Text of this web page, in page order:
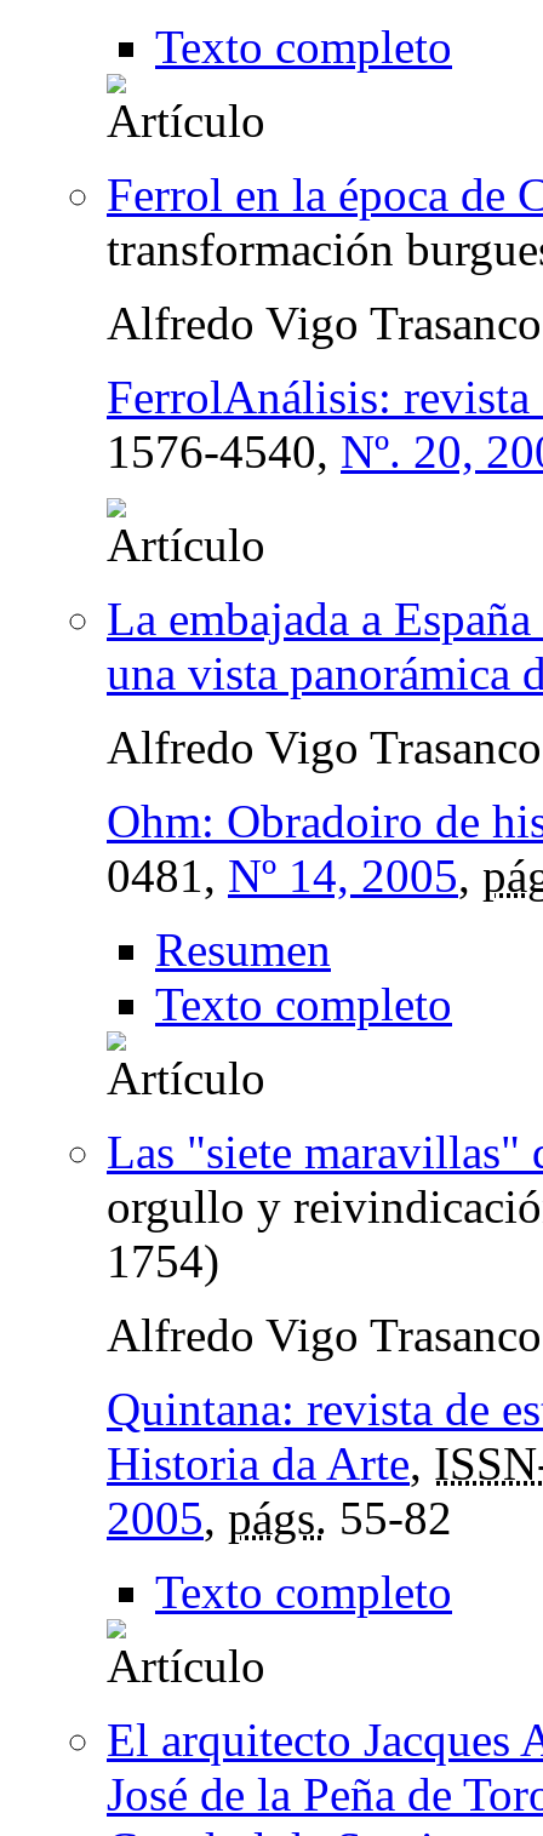
Texto completo
Ferrol en la época de
transformación
Alfredo Vigo
FerrolAnálisis: revista
1576-4540, Nº. 20,
La embajada a
una vista panorámica
Alfredo Vigo
Ohm: Obradoiro de
0481, Nº 14, 2005,
Resumen
Texto completo
Las "siete maravillas"
orgullo y
1754)
Alfredo Vigo
Quintana: revista de
Historia da Arte,
2005, págs. 55-82
Texto completo
El arquitecto Jacques
José de la Peña de